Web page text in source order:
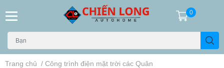
0
Trang chủ / Công trình điện mặt trời các Quân